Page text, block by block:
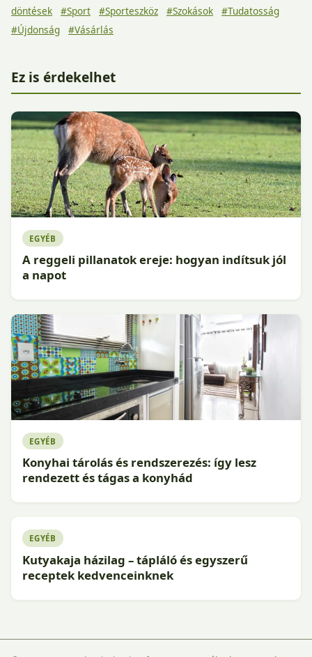
döntések
#Sport #Sporteszköz #Szokások
#Tudatosság
#Újdonság
#Vásárlás
Ez is érdekelhet
EGYÉB
A reggeli pillanatok ereje: hogyan indítsuk jól
a napot
EGYÉB
Konyhai tárolás és rendszerezés: így lesz
rendezett és tágas a konyhád
EGYÉB
Kutyakaja házilag – tápláló és egyszerű
receptek kedvenceinknek